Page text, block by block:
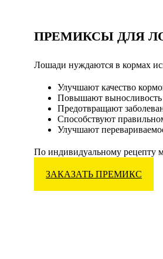
ПРЕМИКСЫ ДЛЯ
Лошади нуждаются в кормах
Улучшают качество
Повышают выносливость
Предотвращают
Способствуют
Улучшают
По индивидуальному рецепту
ЗАКАЗАТЬ ПРЕМИКС